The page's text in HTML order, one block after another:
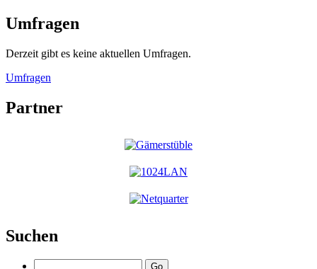
Umfragen
Derzeit gibt es keine aktuellen Umfragen.
Umfragen
Partner
Suchen